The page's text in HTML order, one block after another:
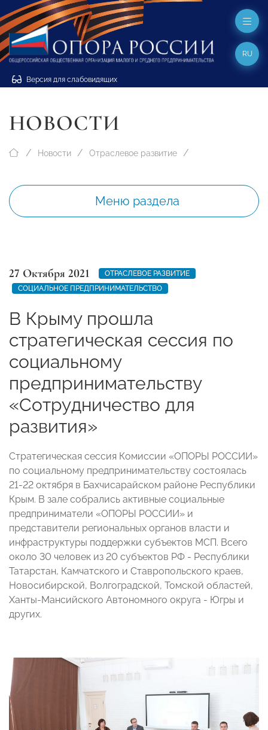
Версия для слабовидящих
RU
НОВОСТИ
Новости Отраслевое развитие
Меню раздела
27 Октября 2021
ОТРАСЛЕВОЕ РАЗВИТИЕ
СОЦИАЛЬНОЕ ПРЕДПРИНИМАТЕЛЬСТВО
В Крыму прошла
стратегическая сессия по
социальному
предпринимательству
«Сотрудничество для
развития»
Стратегическая сессия Комиссии «ОПОРЫ РОССИИ»
по социальному предпринимательству состоялась
21-22 октября в Бахчисарайском районе Республики
Крым. В зале собрались активные социальные
предприниматели «ОПОРЫ РОССИИ» и
представители региональных органов власти и
инфраструктуры поддержки субъектов МСП. Всего
около 30 человек из 20 субъектов РФ - Республики
Татарстан, Камчатского и Ставропольского краев,
Новосибирской, Волгоградской, Томской областей,
Ханты-Мансийского Автономного округа - Югры и
других.